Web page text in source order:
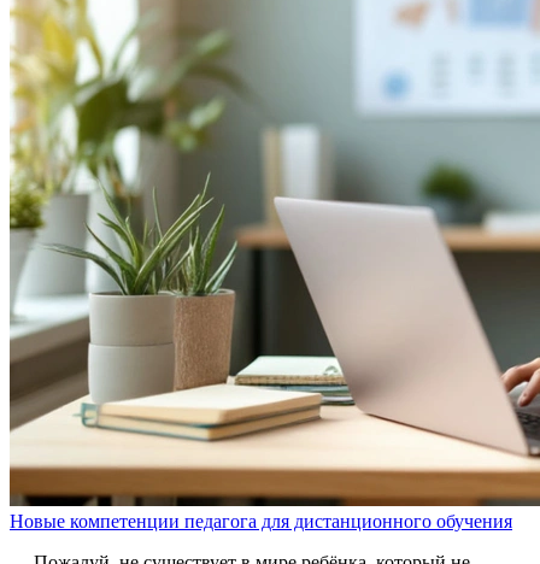
Новые компетенции педагога для дистанционного обучения